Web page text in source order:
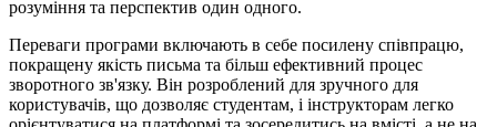
розуміння та перспектив один одного.
Переваги програми включають в себе посилену співпрацю,
покращену якість письма та більш ефективний процес
зворотного зв'язку. Він розроблений для зручного для
користувачів, що дозволяє студентам, і інструкторам легко